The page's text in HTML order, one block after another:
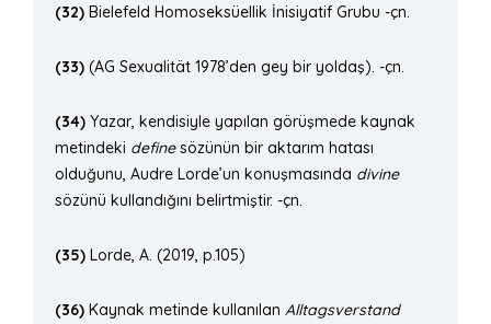
(32) Bielefeld Homoseksüellik İnisiyatif Grubu -çn.
(33) (AG Sexualität 1978’den gey bir yoldaş). -çn.
(34) Yazar, kendisiyle yapılan görüşmede kaynak
metindeki definesözünün bir aktarım hatası
olduğunu, Audre Lorde’un konuşmasında divine
sözünü kullandığını belirtmiştir. -çn.
(35) Lorde, A. (2019, p.105)
(36) Kaynak metinde kullanılan Alltagsverstand